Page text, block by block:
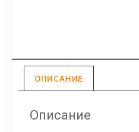
ОПИСАНИЕ
Описание